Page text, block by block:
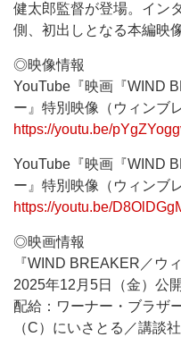
健太郎監督が登場。イン
側、初出しとなる本編映
◎映像情報
YouTube『映画『WIND
ー』特別映像（ウィンブ
https://youtu.be/
YouTube『映画『WIND
ー』特別映像（ウィンブ
https://youtu.be/
◎映画情報
『WIND BREAKER／ウ
2025年12月5日（金）公開
配給：ワーナー・ブラザ
（C）にいさとる／講